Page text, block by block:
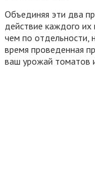
Объединяя эти два
действие каждого
чем по отдельности,
время проведенная
ваш урожай томатов